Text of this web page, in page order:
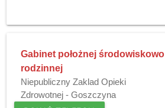
Gabinet położnej środowiskowo
rodzinnej
Niepubliczny Zaklad Opieki
Zdrowotnej - Goszczyna